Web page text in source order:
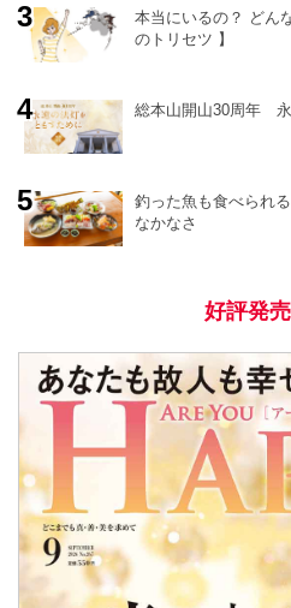
本当にいるの？ どん
のトリセツ 】
総本山開山30周年
釣った魚も食べられ
なかなさ
好評発売